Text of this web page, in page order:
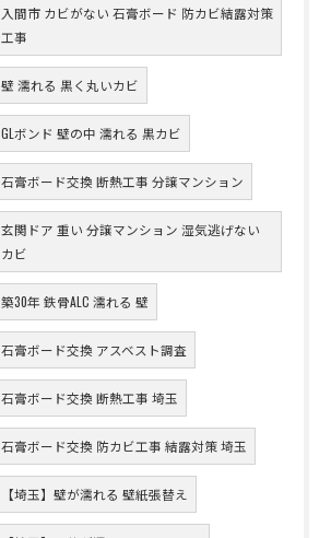
入間市 カビがない 石膏ボード 防カビ結露対策
工事
壁 濡れる 黒く丸いカビ
GLボンド 壁の中 濡れる 黒カビ
石膏ボード交換 断熱工事 分譲マンション
玄関ドア 重い 分譲マンション 湿気逃げない
カビ
築30年 鉄骨ALC 濡れる 壁
石膏ボード交換 アスベスト調査
石膏ボード交換 断熱工事 埼玉
石膏ボード交換 防カビ工事 結露対策 埼玉
【埼玉】壁が濡れる 壁紙張替え